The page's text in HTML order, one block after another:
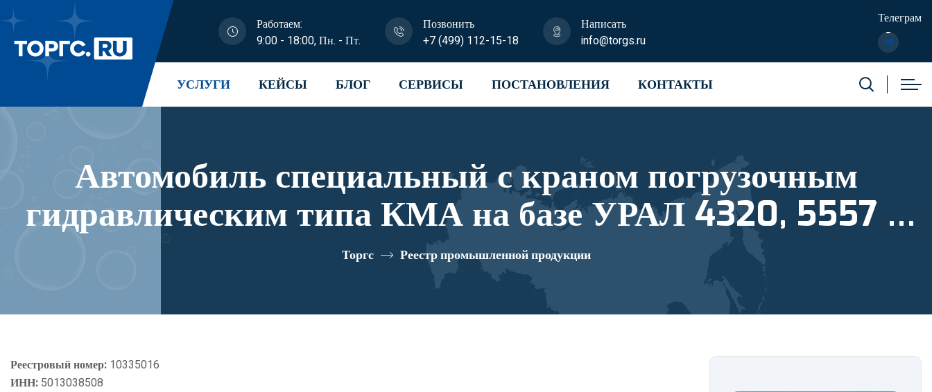
Работаем:
9:00 - 18:00, Пн. - Пт.
Позвонить
+7 (499) 112-15-18
Написать
info@torgs.ru
Телеграм
УСЛУГИ КЕЙСЫ БЛОГ СЕРВИСЫ ПОСТАНОВЛЕНИЯ КОНТАКТЫ
Автомобиль специальный с краном погрузочным
гидравлическим типа КМА на базе УРАЛ 4320, 5557 и
его модификации U0K00N-4L120 реестровый номер
10335016
Торгс Реестр промышленной продукции
Реестровый номер: 10335016
ИНН: 5013038508